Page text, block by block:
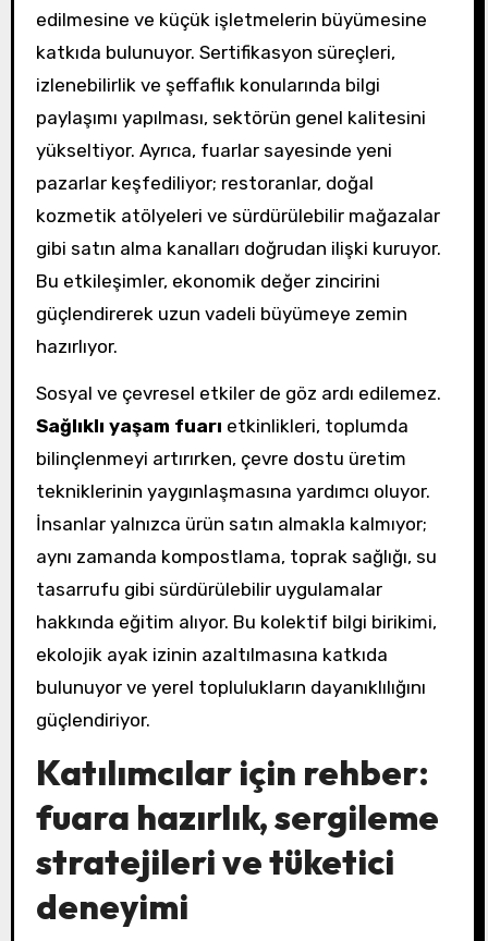
edilmesine ve küçük işletmelerin büyümesine
katkıda bulunuyor. Sertifikasyon süreçleri,
izlenebilirlik ve şeffaflık konularında bilgi
paylaşımı yapılması, sektörün genel kalitesini
yükseltiyor. Ayrıca, fuarlar sayesinde yeni
pazarlar keşfediliyor; restoranlar, doğal
kozmetik atölyeleri ve sürdürülebilir mağazalar
gibi satın alma kanalları doğrudan ilişki kuruyor.
Bu etkileşimler, ekonomik değer zincirini
güçlendirerek uzun vadeli büyümeye zemin
hazırlıyor.
Sosyal ve çevresel etkiler de göz ardı edilemez.
Sağlıklı yaşam fuarı etkinlikleri, toplumda
bilinçlenmeyi artırırken, çevre dostu üretim
tekniklerinin yaygınlaşmasına yardımcı oluyor.
İnsanlar yalnızca ürün satın almakla kalmıyor;
aynı zamanda kompostlama, toprak sağlığı, su
tasarrufu gibi sürdürülebilir uygulamalar
hakkında eğitim alıyor. Bu kolektif bilgi birikimi,
ekolojik ayak izinin azaltılmasına katkıda
bulunuyor ve yerel toplulukların dayanıklılığını
güçlendiriyor.
Katılımcılar için rehber:
fuara hazırlık, sergileme
stratejileri ve tüketici
deneyimi